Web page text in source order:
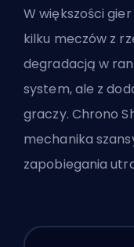
W większości
kilku meczów z
degradacją w
system, ale z
graczy. Chrono
mechanika
zapobiegania